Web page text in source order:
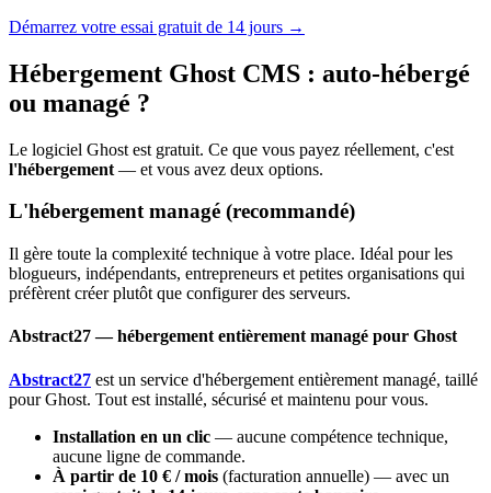
Démarrez votre essai gratuit de 14 jours →
Hébergement Ghost CMS : auto-hébergé
ou managé ?
Le logiciel Ghost est gratuit. Ce que vous payez réellement, c'est
l'hébergement — et vous avez deux options.
L'hébergement managé (recommandé)
Il gère toute la complexité technique à votre place. Idéal pour les
blogueurs, indépendants, entrepreneurs et petites organisations qui
préfèrent créer plutôt que configurer des serveurs.
Abstract27 — hébergement entièrement managé pour Ghost
Abstract27 est un service d'hébergement entièrement managé, taillé
pour Ghost. Tout est installé, sécurisé et maintenu pour vous.
Installation en un clic — aucune compétence technique,
aucune ligne de commande.
À partir de 10 € / mois (facturation annuelle) — avec un